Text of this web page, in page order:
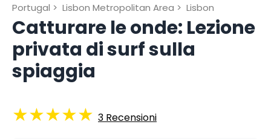
Portugal > Lisbon Metropolitan Area > Lisbon
Catturare le onde: Lezione
privata di surf sulla
spiaggia
★★★★★ 3 Recensioni